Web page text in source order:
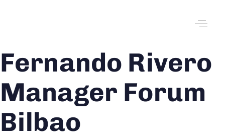
Fernando Rivero
Manager Forum
Bilbao
Author
Published
Published